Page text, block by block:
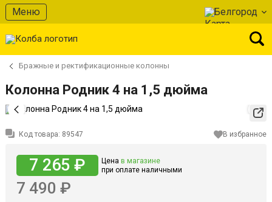
Меню Белгород
Бражные и ректификационные колонны
Колонна Родник 4 на 1,5 дюйма
Код товара: 89547 В избранное
7 265 ₽ Цена в магазине
при оплате наличными
7 490 ₽